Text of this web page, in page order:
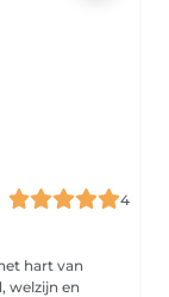
4
hart van
welzijn en